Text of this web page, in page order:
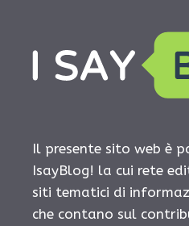
Il presente sito web è
IsayBlog! la cui rete
siti tematici di
che contano sul